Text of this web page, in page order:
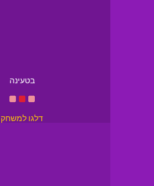
בטעינה
דלגו למשחק